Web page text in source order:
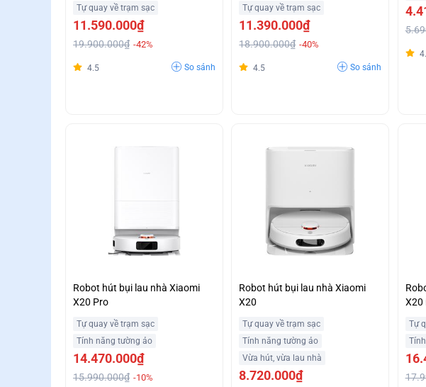
Tự quay về trạm sạc
11.590.000₫
19.900.000₫ -42%
4.5 So sánh
Tự quay về trạm sạc
11.390.000₫
18.900.000₫ -40%
4.5 So sánh
Robot hút bụi lau nhà Xiaomi
X20 Pro
Tự quay về trạm sạc
Tính năng tường ảo
14.470.000₫
15.990.000₫ -10%
Robot hút bụi lau nhà Xiaomi
X20
Tự quay về trạm sạc
Tính năng tường ảo
Vừa hút, vừa lau nhà
8.720.000₫
X20
Tự